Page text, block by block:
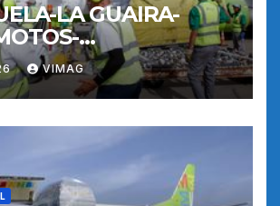
LA GUAIRA-
AEREAS
VIMAG